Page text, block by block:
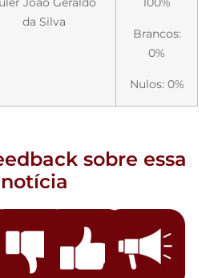
da Silva
Brancos:
0%
Nulos: 0%
sobre essa
notícia